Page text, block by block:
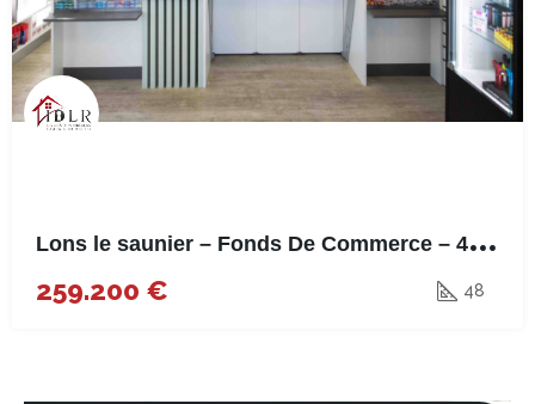
L
ons le saunier – Fonds De Commerce – 48m²
259.200 € 48